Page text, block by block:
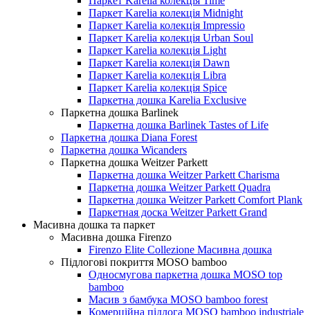
Паркет Karelia колекція Midnight
Паркет Karelia колекція Impressio
Паркет Karelia колекція Urban Soul
Паркет Karelia колекція Light
Паркет Karelia колекція Dawn
Паркет Karelia колекція Libra
Паркет Karelia колекція Spice
Паркетна дошка Karelia Exclusive
Паркетна дошка Barlinek
Паркетна дошка Barlinek Tastes of Life
Паркетна дошка Diana Forest
Паркетна дошка Wicanders
Паркетна дошка Weitzer Parkett
Паркетна дошка Weitzer Parkett Charisma
Паркетна дошка Weitzer Parkett Quadra
Паркетна дошка Weitzer Parkett Comfort Plank
Паркетная доска Weitzer Parkett Grand
Масивна дошка та паркет
Масивна дошка Firenzo
Firenzo Elite Collezione Масивна дошка
Підлогові покриття MOSO bamboo
Односмугова паркетна дошка MOSO top
bamboo
Масив з бамбука MOSO bamboo forest
Комерційна підлога MOSO bamboo industriale